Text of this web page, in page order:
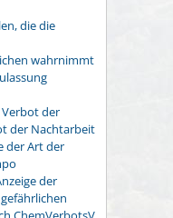
die die
wahrnimmt
der
der Nachtarbeit
der Art der
der